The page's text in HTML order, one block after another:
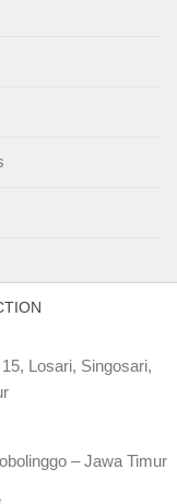
Losari, Singosari,
– Jawa Timur